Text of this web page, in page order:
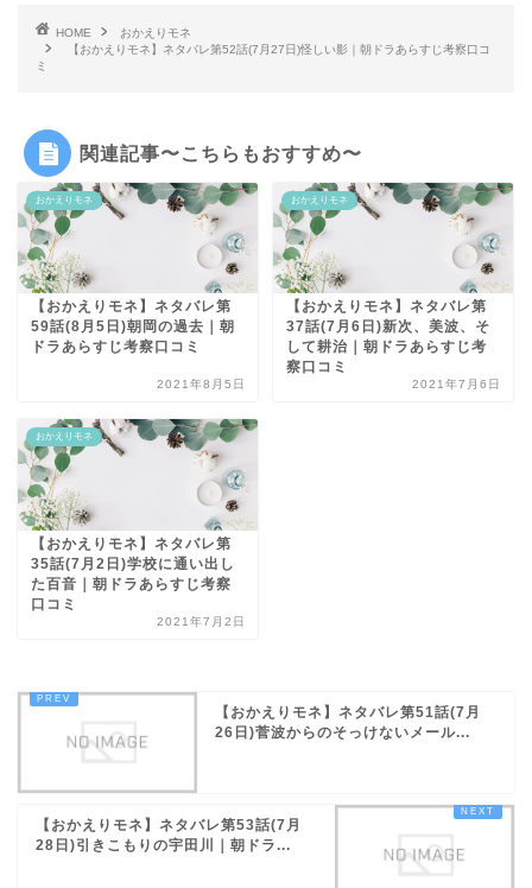
HOME
おかえりモネ
【おかえりモネ】ネタバレ第52話(7月27日)怪しい影｜朝ドラあらすじ考察口コ
ミ
関連記事〜こちらもおすすめ〜
おかえりモネ
【おかえりモネ】ネタバレ第
59話(8月5日)朝岡の過去｜朝
ドラあらすじ考察口コミ
2021年8月5日
おかえりモネ
【おかえりモネ】ネタバレ第
37話(7月6日)新次、美波、そ
して耕治｜朝ドラあらすじ考
察口コミ
2021年7月6日
おかえりモネ
【おかえりモネ】ネタバレ第
35話(7月2日)学校に通い出し
た百音｜朝ドラあらすじ考察
口コミ
2021年7月2日
【おかえりモネ】ネタバレ第51話(7月
26日)菅波からのそっけないメール...
【おかえりモネ】ネタバレ第53話(7月
28日)引きこもりの宇田川｜朝ドラ...